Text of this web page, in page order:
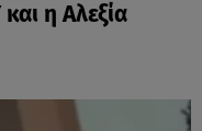
η Αλεξία